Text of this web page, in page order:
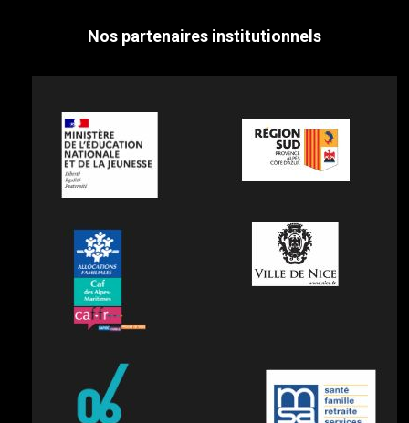
Nos partenaires institutionnels